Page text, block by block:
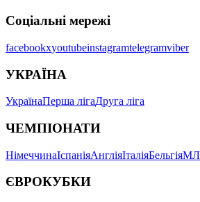
Соціальні мережі
facebookxyoutubeinstagramtelegramviber
УКРАЇНА
УкраїнаПерша лігаДруга ліга
ЧЕМПІОНАТИ
НімеччинаІспаніяАнгліяІталіяБельгія
ЄВРОКУБКИ